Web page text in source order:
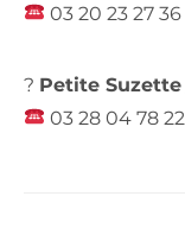
03 20 23 27 36
? Petite Suzette
03 28 04 78 22